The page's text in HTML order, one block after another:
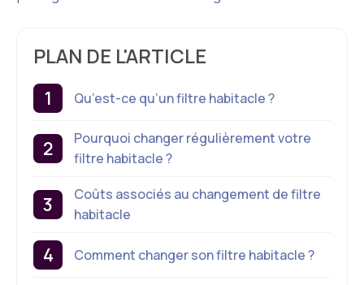
PLAN DE L'ARTICLE
Qu’est-ce qu’un filtre habitacle ?
Pourquoi changer régulièrement votre
filtre habitacle ?
Coûts associés au changement de filtre
habitacle
Comment changer son filtre habitacle ?